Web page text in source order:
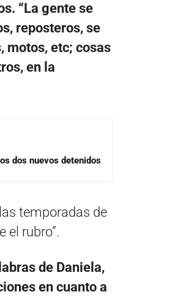
“La gente se
reposteros, se
motos, etc; cosas
en la
dos nuevos detenidos
temporadas de
el rubro”.
de Daniela,
en cuanto a